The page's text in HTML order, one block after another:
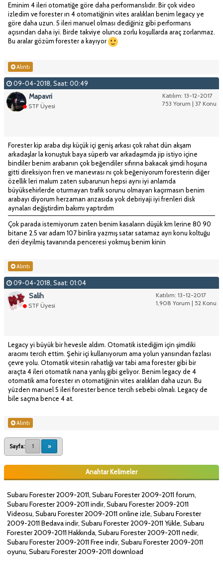
Eminim 4 ileri otomatiğe göre daha performanslıdır. Bir çok video
izledim ve forester ın 4 otomatiğinin vites aralıkları benim legacy ye
göre daha uzun. 5 ileri manuel olması dediğiniz gibi performans
açısından daha iyi. Birde takviye olunca zorlu koşullarda araç zorlanmaz.
Bu aralar gözüm forester a kayıyor
Alıntı
09-04-2018, Saat: 00:49
Katılım: 13-12-2017
753 Yorum | 37 Konu
Mapavri
STF Üyesi
Forester kip araba dışı küçük içi geniş arkası çok rahat dün akşam
arkadaşlar la konuştuk baya süperb var arkadaşımda jip istiyo içine
bindiler benim arabanın çok beğendiler sıfırına bakacak şimdi hoşuna
gitti direksiyon fren ve manevrası nı çok beğeniyorum foresterin diğer
özellik leri malum zaten subarunun hepsi aynı iyi anlamda
büyüksehirlerde oturmayan trafik sorunu olmayan kaçırmasın benim
arabayı diyorum herzaman arızasıda yok debriyaji iyi frenleri disk
aynaları değiştirdim bakımı yaptırdım
Çok parada istemiyorum zaten benim kasaların düşük km lerine 80 90
bitane 2.5 var adam 107 binlira yazmış satar satamaz ayrı konu koltuğu
deri deyilmiş tavanında penceresi yokmuş benim kinin
Alıntı
09-04-2018, Saat: 01:04
Katılım: 13-12-2017
1,908 Yorum | 52 Konu
Salih
STF Üyesi
Legacy yi büyük bir hevesle aldım. Otomatik istediğim için şimdiki
aracımı tercih ettim. Şehir içi kullanıyorum ama yolun yarısından fazlası
çevre yolu. Otomatik vitesin rahatlığı var tabi ama forester gibi bir
araçta 4 ileri otomatik nana yanlış gibi geliyor. Benim legacy de 4
otomatik ama forester ın otomatiğinin vites aralıkları daha uzun. Bu
yüzden manuel 5 ileri forester bence tercih sebebi olmalı. Legacy de
bile saçma bence 4 at.
Alıntı
Sayfa: 1 »
Anahtar Kelimeler
Subaru Forester 2009-2011, Subaru Forester 2009-2011 forum,
Subaru Forester 2009-2011 indir, Subaru Forester 2009-2011
Videosu, Subaru Forester 2009-2011 online izle, Subaru Forester
2009-2011 Bedava indir, Subaru Forester 2009-2011 Yükle, Subaru
Forester 2009-2011 Hakkında, Subaru Forester 2009-2011 nedir,
Subaru Forester 2009-2011 Free indir, Subaru Forester 2009-2011
oyunu, Subaru Forester 2009-2011 download